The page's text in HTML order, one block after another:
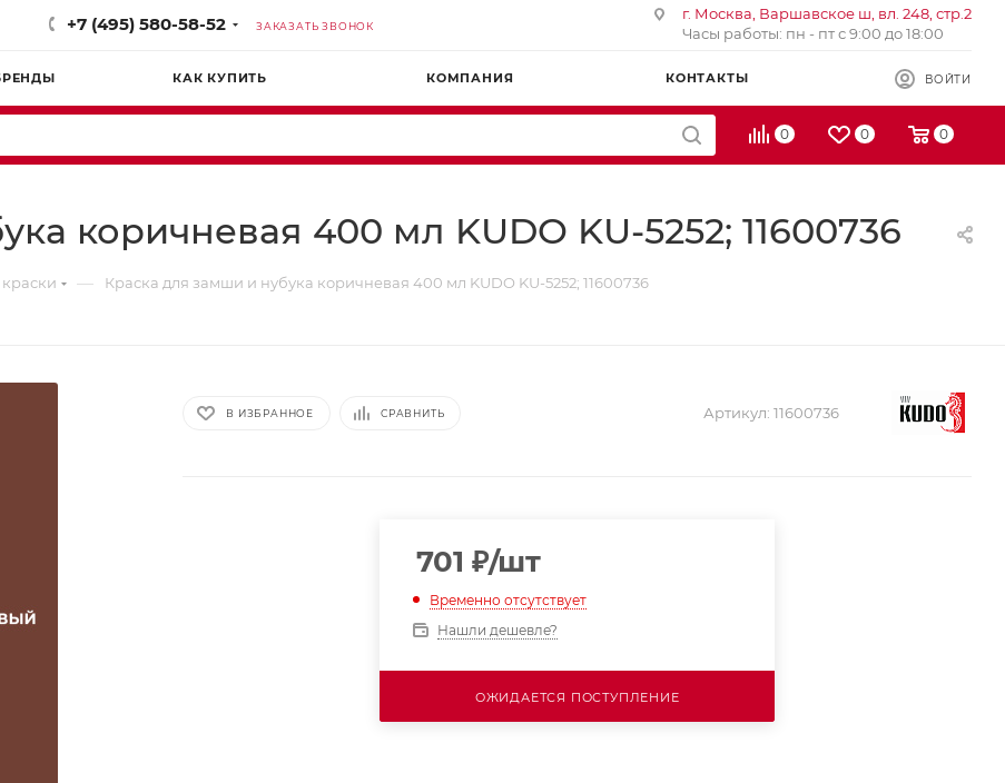
+7 (495) 580-58-52 ЗАКАЗАТЬ ЗВОНОК
г. Москва, Варшавское ш, вл. 248, стр.2
Часы работы: пн - пт с 9:00 до 18:00
КАК КУПИТЬ КОМПАНИЯ КОНТАКТЫ ВОЙТИ
0 0 0
коричневая 400 мл KUDO KU-5252; 11600736
— Краска для замши и нубука коричневая 400 мл KUDO KU-5252; 11600736
В ИЗБРАННОЕ СРАВНИТЬ Артикул: 11600736
701 ₽/шт
Временно отсутствует
Нашли дешевле?
ОЖИДАЕТСЯ ПОСТУПЛЕНИЕ